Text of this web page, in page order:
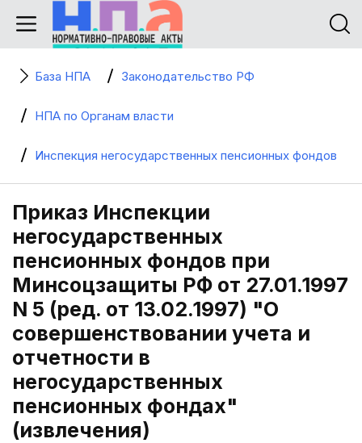
База НПА Законодательство РФ
НПА по Органам власти
Инспекция негосударственных пенсионных фондов
Приказ Инспекции
негосударственных
пенсионных фондов при
Минсоцзащиты РФ от 27.01.1997
N 5 (ред. от 13.02.1997) "О
совершенствовании учета и
отчетности в
негосударственных
пенсионных фондах"
(извлечения)